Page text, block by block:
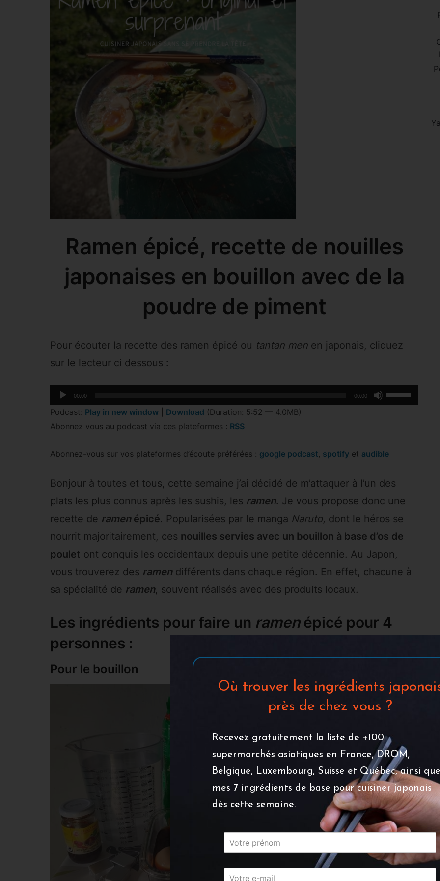
Ramen épicé, recette de nouilles
japonaises en bouillon avec de la
poudre de piment
Pour écouter la recette des ramen épicé ou tantan men en japonais, cliquez
sur le lecteur ci dessous :
Lecteur
audio
00:00 00:00
Utilisez
les
diminuer
le
volume.
Podcast: Play in new window Download (Duration: 5:52 — 4.0MB)
Abonnez vous au podcast via ces plateformes : RSS
Abonnez-vous sur vos plateformes d’écoute préférées : google podcast, spotify et audible
Bonjour à toutes et tous, cette semaine j’ai décidé de m’attaquer à l’un des
plats les plus connus après les sushis, les ramen. Je vous propose donc une
recette de ramenépicé. Popularisées par le manga Naruto, dont le héros se
nourrit majoritairement, ces nouilles servies avec un bouillon à base d’os de
poulet ont conquis les occidentaux depuis une petite décennie. Au Japon,
vous trouverez des ramendifférents dans chaque région. En effet, chacune à
sa spécialité de ramen, souvent réalisés avec des produits locaux.
Les ingrédients pour faire un ramenépicé pour 4
personnes :
Pour le bouillon
Où trouver les ingrédients
près de chez vous ?
Recevez gratuitement la liste de +100
supermarchés asiatiques en France, DROM,
Belgique, Luxembourg, Suisse et Québec, ainsi que
mes 7 ingrédients de base pour cuisiner japonais
dès cette semaine.